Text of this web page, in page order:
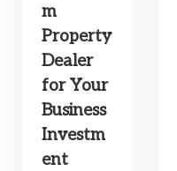
m
Property
Dealer
for Your
Business
Investm
ent